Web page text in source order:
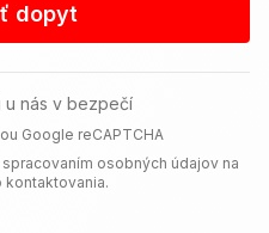
dopyt
u nás v bezpečí
Google reCAPTCHA
osobných údajov na
kontaktovania.